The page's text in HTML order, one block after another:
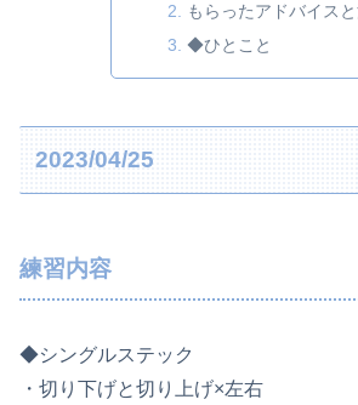
もらったアドバイス
◆ひとこと
2023/04/25
練習内容
◆シングルステック
・切り下げと切り上げ×左右